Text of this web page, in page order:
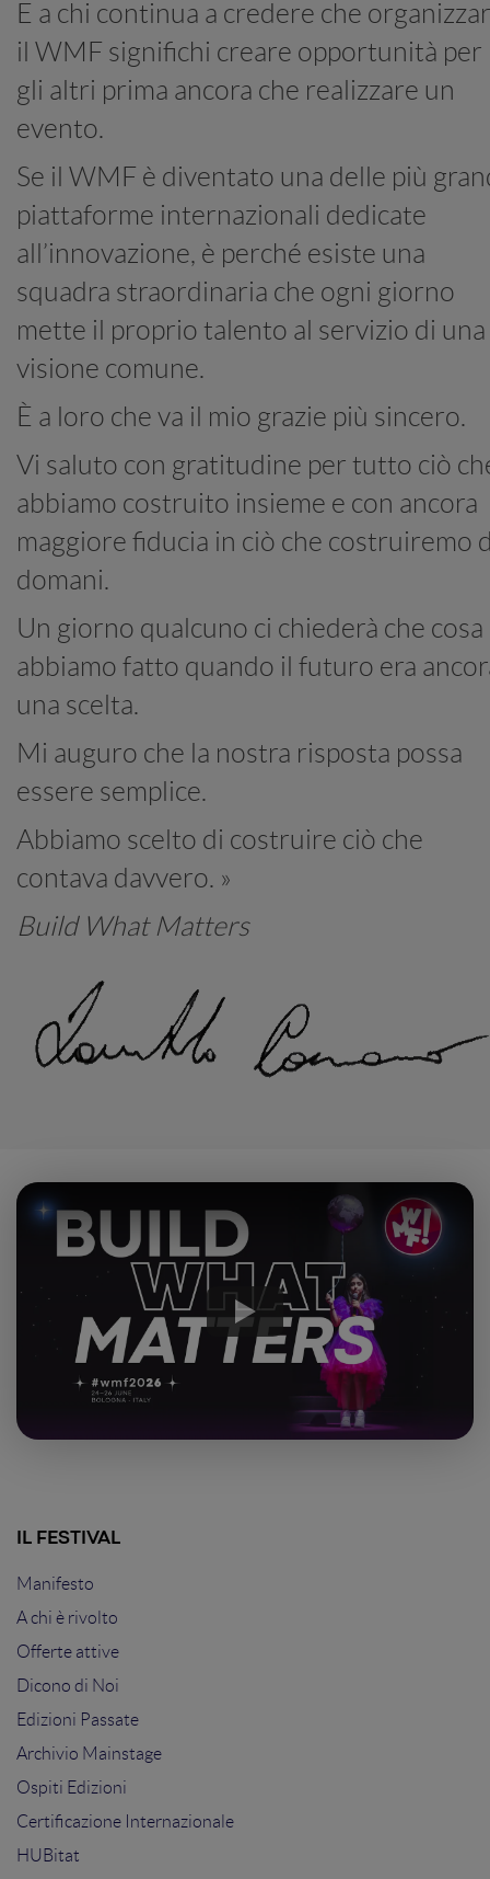
E a chi continua a credere che
il WMF significhi creare opportunità per
gli altri prima ancora che realizzare un
evento.
Se il WMF è diventato una delle più
piattaforme internazionali dedicate
all’innovazione, è perché esiste una
squadra straordinaria che ogni giorno
mette il proprio talento al servizio di una
visione comune.
È a loro che va il mio grazie più sincero.
Vi saluto con gratitudine per tutto ciò
abbiamo costruito insieme e con ancora
maggiore fiducia in ciò che costruiremo
domani.
Un giorno qualcuno ci chiederà che cosa
abbiamo fatto quando il futuro era
una scelta.
Mi auguro che la nostra risposta possa
essere semplice.
Abbiamo scelto di costruire ciò che
contava davvero. »
Build What Matters
IL FESTIVAL
Manifesto
A chi è rivolto
Offerte attive
Dicono di Noi
Edizioni Passate
Archivio Mainstage
Ospiti Edizioni
Certificazione Internazionale
HUBitat